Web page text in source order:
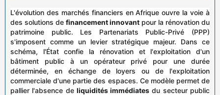
L'évolution des marchés financiers en Afrique ouvre la voie à
des solutions de financement innovant pour la rénovation du
patrimoine public. Les Partenariats Public-Privé (PPP)
s'imposent comme un levier stratégique majeur. Dans ce
schéma, l'État confie la rénovation et l'exploitation d'un
bâtiment public à un opérateur privé pour une durée
déterminée, en échange de loyers ou de l'exploitation
commerciale d'une partie des espaces. Ce modèle permet de
pallier l'absence de liquidités immédiates du secteur public